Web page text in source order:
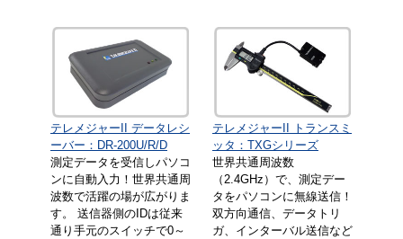
テレメジャーII データレシ
ーバー：DR-200U/R/D
測定データを受信しパソコ
ンに自動入力！世界共通周
波数で活躍の場が広がりま
す。 送信器側のIDは従来
通り手元のスイッチで0～
テレメジャーII トランスミ
ッタ：TXGシリーズ
世界共通周波数
（2.4GHz）で、測定デー
タをパソコンに無線送信！
双方向通信、データトリ
ガ、インターバル送信など